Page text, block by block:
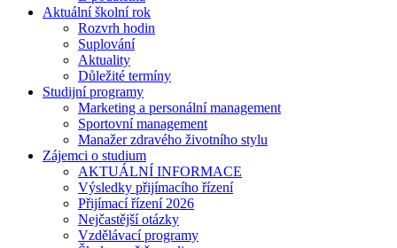
Aktuální školní rok
Rozvrh hodin
Suplování
Aktuality
Důležité termíny
Studijní programy
Marketing a personální management
Sportovní management
Manažer zdravého životního stylu
Zájemci o studium
AKTUÁLNÍ INFORMACE
Výsledky přijímacího řízení
Přijímací řízení 2026
Nejčastější otázky
Vzdělávací programy